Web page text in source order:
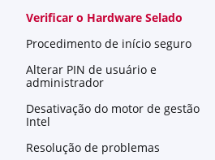
Verificar o Hardware Selado
Procedimento de início seguro
Alterar PIN de usuário e
administrador
Desativação do motor de gestão
Intel
Resolução de problemas